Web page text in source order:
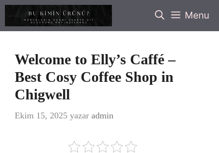
İçeriğe
Menu
Welcome to Elly’s Caffé –
Best Cosy Coffee Shop in
Chigwell
Ekim 15, 2025 yazar admin